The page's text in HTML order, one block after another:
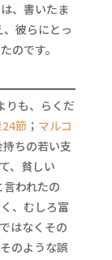
、書いたま
彼らにとっ
のです。
りも、らくだ
節 ； マルコ
ちの若い支
、貧しい
言われたの
、むしろ富
はなくその
のような誤